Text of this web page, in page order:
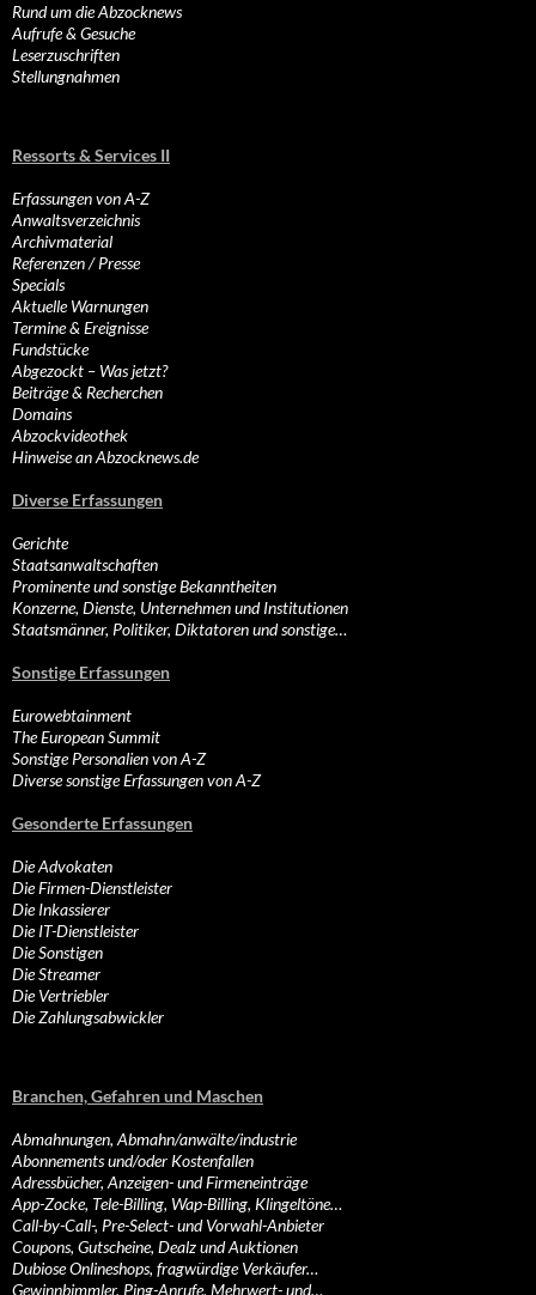
Rund um die Abzocknews
Aufrufe & Gesuche
Leserzuschriften
Stellungnahmen
Ressorts & Services II
Erfassungen von A-Z
Anwaltsverzeichnis
Archivmaterial
Referenzen / Presse
Specials
Aktuelle Warnungen
Termine & Ereignisse
Fundstücke
Abgezockt – Was jetzt?
Beiträge & Recherchen
Domains
Abzockvideothek
Hinweise an Abzocknews.de
Diverse Erfassungen
Gerichte
Staatsanwaltschaften
Prominente und sonstige Bekanntheiten
Konzerne, Dienste, Unternehmen und Institutionen
Staatsmänner, Politiker, Diktatoren und sonstige…
Sonstige Erfassungen
Eurowebtainment
The European Summit
Sonstige Personalien von A-Z
Diverse sonstige Erfassungen von A-Z
Gesonderte Erfassungen
Die Advokaten
Die Firmen-Dienstleister
Die Inkassierer
Die IT-Dienstleister
Die Sonstigen
Die Streamer
Die Vertriebler
Die Zahlungsabwickler
Branchen, Gefahren und Maschen
Abmahnungen, Abmahn/anwälte/industrie
Abonnements und/oder Kostenfallen
Adressbücher, Anzeigen- und Firmeneinträge
App-Zocke, Tele-Billing, Wap-Billing, Klingeltöne…
Call-by-Call-, Pre-Select- und Vorwahl-Anbieter
Coupons, Gutscheine, Dealz und Auktionen
Dubiose Onlineshops, fragwürdige Verkäufer…
Gewinnbimmler, Ping-Anrufe, Mehrwert- und…